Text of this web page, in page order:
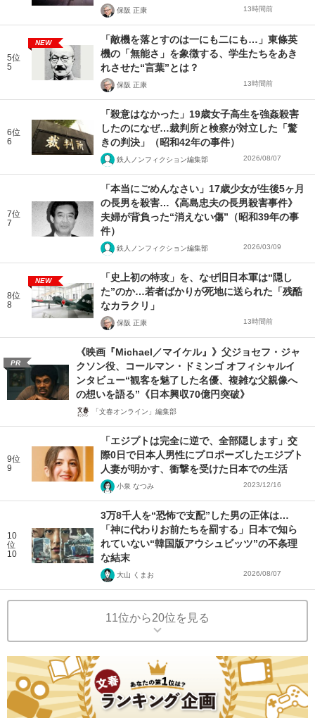
保阪 正康 13時間前
5位
5
NEW
「敵機を落とすのは一にも二にも…」東條英
機の「無能さ」を象徴する、学生たちをあき
れさせた“言葉”とは？
保阪 正康 13時間前
6位
6
「殺意はなかった」19歳女子高生を強姦殺害
したのになぜ…裁判所と検察が対立した「驚
きの判決」（昭和42年の事件）
鉄人ノンフィクション編集部 2026/08/07
7位
7
「本当にごめんなさい」17歳少女が生後5ヶ月
の長男を殺害…《高島忠夫の長男殺害事件》
夫婦が背負った“消えない傷”（昭和39年の事
件）
鉄人ノンフィクション編集部 2026/03/09
8位
8
NEW
「史上初の特攻」を、なぜ旧日本軍は“隠し
た”のか…若者ばかりが死地に送られた「残酷
なカラクリ」
保阪 正康 13時間前
PR
《映画『Michael／マイケル』》父ジョセフ・ジャ
クソン役、コールマン・ドミンゴ オフィシャルイ
ンタビュー“観客を魅了した名優、複雑な父親像へ
の想いを語る”《日本興収70億円突破》
「文春オンライン」編集部
9位
9
「エジプトは完全に逆で、全部隠します」交
際0日で日本人男性にプロポーズしたエジプト
人妻が明かす、衝撃を受けた日本での生活
小泉 なつみ 2023/12/16
10
位
10
3万8千人を“恐怖で支配”した男の正体は…
「神に代わりお前たちを罰する」日本で知ら
れていない“韓国版アウシュビッツ”の不条理
な結末
大山 くまお 2026/08/07
11位から20位を見る